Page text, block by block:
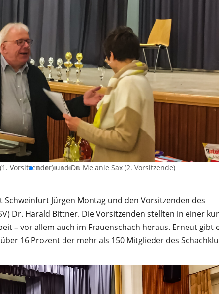
Vorsitzender) und Dr. Melanie Sax (2. Vorsitzende)
Jürgen Montag und den Vorsitzenden des
Dr. Harald Bittner. Die Vorsitzenden stellten in einer
– vor allem auch im Frauenschach heraus. Erneut gibt
16 Prozent der mehr als 150 Mitglieder des